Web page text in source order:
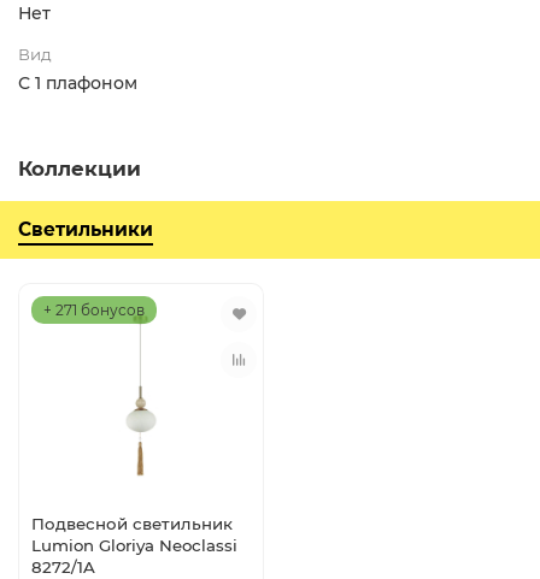
Нет
Вид
С 1 плафоном
Коллекции
Светильники
+ 271 бонусов
Подвесной светильник
Lumion Gloriya Neoclassi
8272/1A